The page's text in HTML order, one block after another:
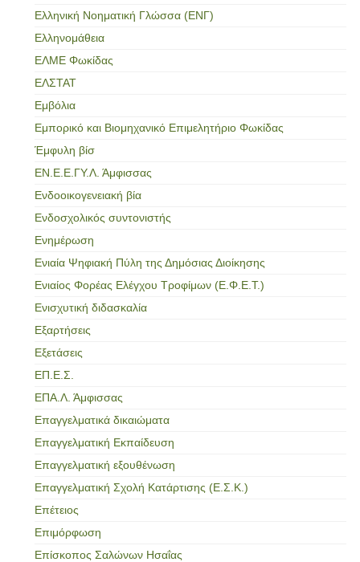
Ελληνική Νοηματική Γλώσσα (ΕΝΓ)
Ελληνομάθεια
ΕΛΜΕ Φωκίδας
ΕΛΣΤΑΤ
Εμβόλια
Εμπορικό και Βιομηχανικό Επιμελητήριο Φωκίδας
Έμφυλη βίσ
ΕΝ.Ε.Ε.ΓΥ.Λ. Άμφισσας
Ενδοοικογενειακή βία
Ενδοσχολικός συντονιστής
Ενημέρωση
Ενιαία Ψηφιακή Πύλη της Δημόσιας Διοίκησης
Ενιαίος Φορέας Ελέγχου Τροφίμων (Ε.Φ.Ε.Τ.)
Ενισχυτική διδασκαλία
Εξαρτήσεις
Εξετάσεις
ΕΠ.Ε.Σ.
ΕΠΑ.Λ. Άμφισσας
Επαγγελματικά δικαιώματα
Επαγγελματική Εκπαίδευση
Επαγγελματική εξουθένωση
Επαγγελματική Σχολή Κατάρτισης (Ε.Σ.Κ.)
Επέτειος
Επιμόρφωση
Επίσκοπος Σαλώνων Ησαΐας